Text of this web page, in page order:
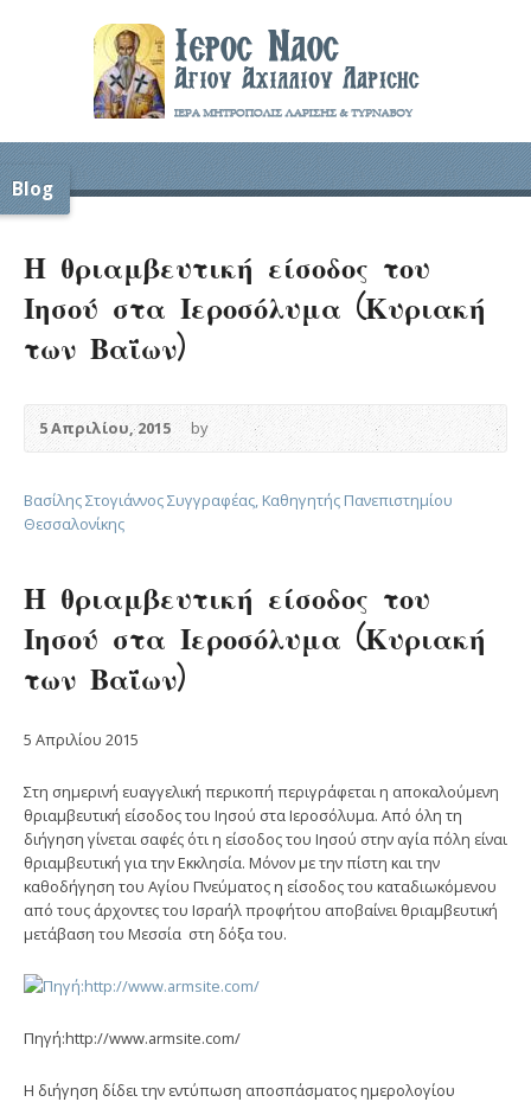
Blog
Η θριαμβευτική είσοδος του
Ιησού στα Ιεροσόλυμα (Κυριακή
των Βαΐων)
5 Απριλίου, 2015 by
Βασίλης Στογιάννος Συγγραφέας, Καθηγητής Πανεπιστημίου
Θεσσαλονίκης
Η θριαμβευτική είσοδος του
Ιησού στα Ιεροσόλυμα (Κυριακή
των Βαΐων)
5 Απριλίου 2015
Στη σημερινή ευαγγελική περικοπή περιγράφεται η αποκαλούμενη
θριαμβευτική είσοδος του Ιησού στα Ιεροσόλυμα. Από όλη τη
διήγηση γίνεται σαφές ότι η είσοδος του Ιησού στην αγία πόλη είναι
θριαμβευ­τική για την Εκκλησία. Μόνον με την πίστη και την
καθοδήγηση του Αγίου Πνεύματος η είσοδος του καταδιωκόμενου
από τους άρχοντες του Ισραήλ προφήτου αποβαίνει θριαμβευτική
μετάβαση του Μεσσία στη δόξα του.
Πηγή:http://www.armsite.com/
Η διήγηση δίδει την εντύπωση αποσπάσματος ημερολογίου